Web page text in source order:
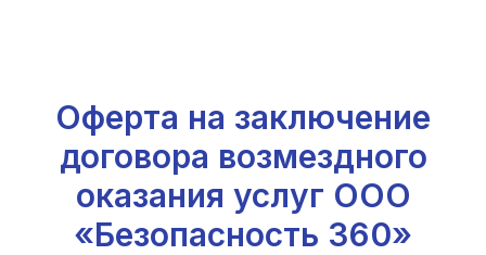
Оферта на заключение
договора возмездного
оказания услуг ООО
«Безопасность 360»